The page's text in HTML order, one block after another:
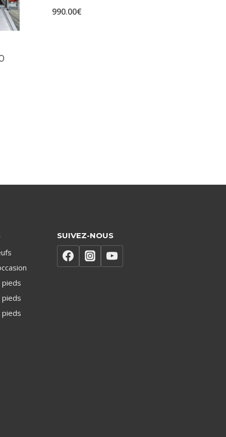
990.00€
pieds
pieds
pieds
SUIVEZ-NOUS